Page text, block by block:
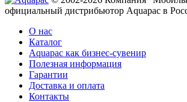
официальный дистрибьютор Aquapac в
О нас
Каталог
Aquapac как бизнес-сувенир
Полезная информация
Гарантии
Доставка и оплата
Контакты